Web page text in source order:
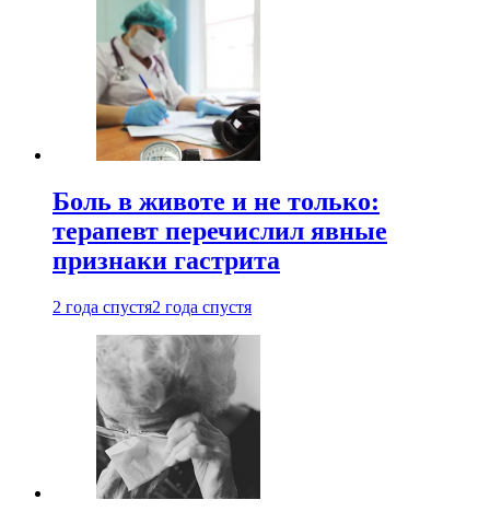
Боль в животе и не только:
терапевт перечислил явные
признаки гастрита
2 года спустя2 года спустя